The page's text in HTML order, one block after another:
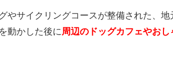
やサイクリングコースが整備された、地
動かした後に 周辺のドッグカフェやお